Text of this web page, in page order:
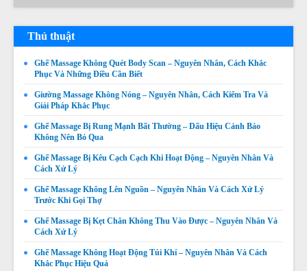
Thủ thuật
Ghế Massage Không Quét Body Scan – Nguyên Nhân, Cách Khắc
Phục Và Những Điều Cần Biết
Giường Massage Không Nóng – Nguyên Nhân, Cách Kiểm Tra Và
Giải Pháp Khắc Phục
Ghế Massage Bị Rung Mạnh Bất Thường – Dấu Hiệu Cảnh Báo
Không Nên Bỏ Qua
Ghế Massage Bị Kêu Cạch Cạch Khi Hoạt Động – Nguyên Nhân Và
Cách Xử Lý
Ghế Massage Không Lên Nguồn – Nguyên Nhân Và Cách Xử Lý
Trước Khi Gọi Thợ
Ghế Massage Bị Kẹt Chân Không Thu Vào Được – Nguyên Nhân Và
Cách Xử Lý
Ghế Massage Không Hoạt Động Túi Khí – Nguyên Nhân Và Cách
Khắc Phục Hiệu Quả